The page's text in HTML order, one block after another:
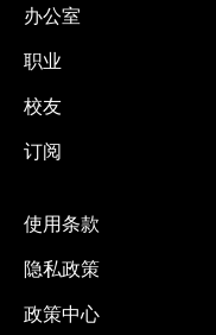
办公室
职业
校友
订阅
使用条款
隐私政策
政策中心